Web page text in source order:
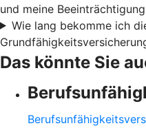
und meine
Wie lang bekomme ich
Das könnte Sie